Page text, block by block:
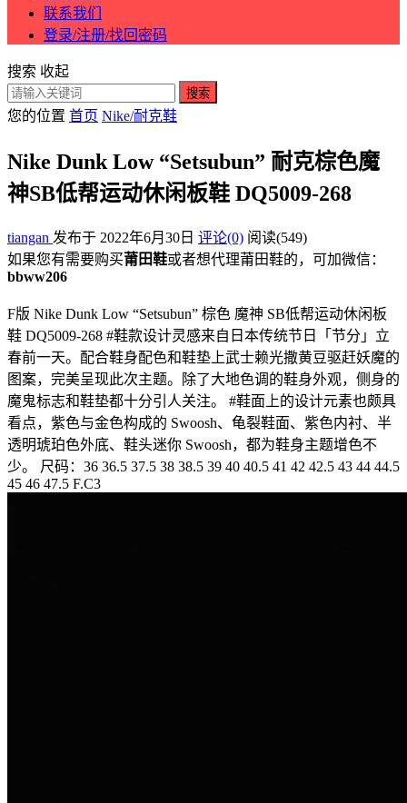
联系我们
登录/注册/找回密码
搜索 收起
搜索
您的位置 首页 Nike/耐克鞋
Nike Dunk Low “Setsubun” 耐克棕色魔
神SB低帮运动休闲板鞋 DQ5009-268
tiangan 发布于 2022年6月30日 评论(0) 阅读(549)
如果您有需要购买莆田鞋或者想代理莆田鞋的，可加微信：
bbww206
F版 Nike Dunk Low “Setsubun” 棕色 魔神 SB低帮运动休闲板
鞋 DQ5009-268 #鞋款设计灵感来自日本传统节日「节分」立
春前一天。配合鞋身配色和鞋垫上武士赖光撒黄豆驱赶妖魔的
图案，完美呈现此次主题。除了大地色调的鞋身外观，侧身的
魔鬼标志和鞋垫都十分引人关注。 #鞋面上的设计元素也颇具
看点，紫色与金色构成的 Swoosh、龟裂鞋面、紫色内衬、半
透明琥珀色外底、鞋头迷你 Swoosh，都为鞋身主题增色不
少。 尺码：36 36.5 37.5 38 38.5 39 40 40.5 41 42 42.5 43 44 44.5
45 46 47.5 F.C3